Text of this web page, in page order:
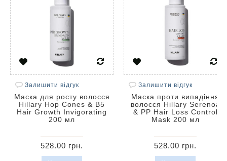
Залишити відгук
Маска для росту волосся
Hillary Hop Cones & B5
Hair Growth Invigorating
200 мл
528.00 грн.
Залишити відгук
Маска проти випадіння
волосся Hillary Serenoa
& РР Hair Loss Control
Mask 200 мл
528.00 грн.